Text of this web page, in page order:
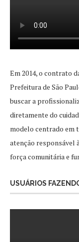
Em 2014, o contrato
Prefeitura de São
buscar a
diretamente do
modelo centrado em
atenção responsável
força comunitária e
USUÁRIOS